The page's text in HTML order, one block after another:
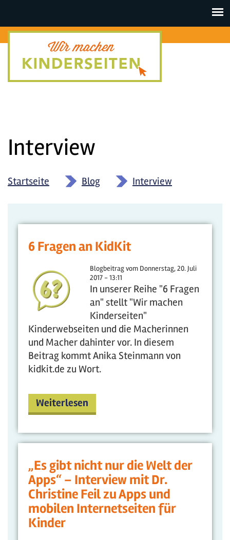
Toggle
Interview
Startseite » Blog » Interview
6 Fragen an KidKit
Blogbeitrag vom Donnerstag, 20. Juli
2017 - 13:11
In unserer Reihe "6 Fragen
an" stellt "Wir machen
Kinderseiten"
Kinderwebseiten und die Macherinnen
und Macher dahinter vor. In diesem
Beitrag kommt Anika Steinmann von
kidkit.de zu Wort.
Weiterlesen
„Es gibt nicht nur die Welt der
Apps“ – Interview mit Dr.
Christine Feil zu Apps und
mobilen Internetseiten für
Kinder